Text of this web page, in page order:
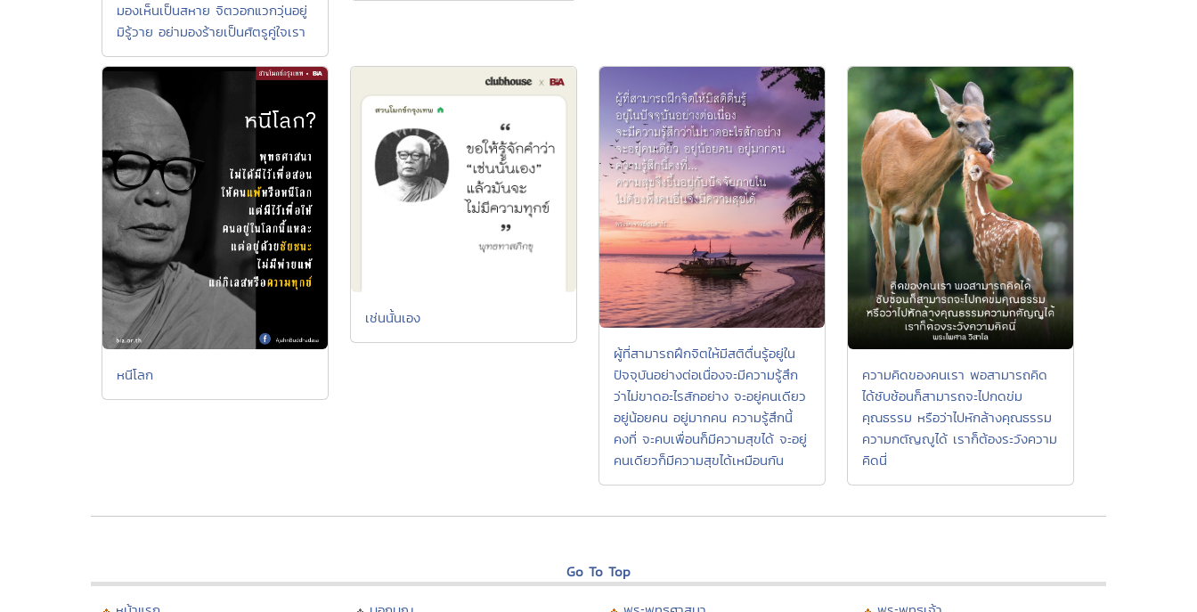
มองเห็นเป็นสหาย จิตวอกแวกวุ่นอยู่
มิรู้วาย อย่ามองร้ายเป็นศัตรูคู่ใจเรา
หนีโลก
เช่นนั้นเอง
ผู้ที่สามารถฝึกจิตให้มีสติตื่นรู้อยู่ใน
ปัจจุบันอย่างต่อเนื่องจะมีความรู้สึก
ว่าไม่ขาดอะไรสักอย่าง จะอยู่คนเดียว
อยู่น้อยคน อยู่มากคน ความรู้สึกนี้
คงที่ จะคบเพื่อนก็มีความสุขได้ จะอยู่
คนเดียวก็มีความสุขได้เหมือนกัน
ความคิดของคนเรา พอสามารถคิด
ได้ซับซ้อนก็สามารถจะไปกดข่ม
คุณธรรม หรือว่าไปหักล้างคุณธรรม
ความกตัญญูได้ เราก็ต้องระวังความ
คิดนี่
Go To Top